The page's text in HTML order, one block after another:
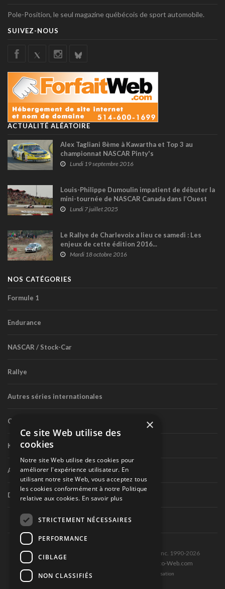
Pole-Position, le seul magazine québécois de sport automobile.
SUIVEZ-NOUS
ACTUALITÉ ALÉATOIRE
Alex Tagliani 8ème à Kawartha et Top 3 au
championnat NASCAR Pinty's
Lundi 19 septembre 2016
Louis-Philippe Dumoulin impatient de débuter la
mini-tournée de NASCAR Canada dans l’Ouest
du pays
Lundi 7 juillet 2025
Le Rallye de Charlevoix a lieu ce samedi : Les
enjeux de cette édition 2016...
Mardi 18 octobre 2016
NOS CATÉGORIES
Formule 1
Endurance
NASCAR / Stock-Car
Rallye
Autres séries internationales
Circuit routier canadien
Karting
Autres séries nationales
Divers
Tous droits réservés © Les Éditions Pole-Position inc. 1990-2026
Ce site est produit et hébergé par Montréal-Photo-Web.com
Politique de confidentialité et Conditions d’utilisation
×
Ce site Web utilise des
cookies
Notre site Web utilise des cookies pour
améliorer l'expérience utilisateur. En
utilisant notre site Web, vous acceptez tous
les cookies conformément à notre Politique
relative aux cookies. En savoir plus
STRICTEMENT NÉCESSAIRES
PERFORMANCE
CIBLAGE
NON CLASSIFIÉS